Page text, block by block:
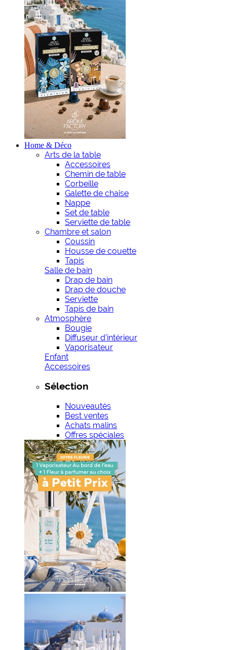
Home & Déco
Arts de la table
Accessoires
Chemin de table
Corbeille
Galette de chaise
Nappe
Set de table
Serviette de table
Chambre et salon
Coussin
Housse de couette
Tapis
Salle de bain
Drap de bain
Drap de douche
Serviette
Tapis de bain
Atmosphère
Bougie
Diffuseur d'intérieur
Vaporisateur
Enfant
Accessoires
Sélection
Nouveautés
Best ventes
Achats malins
Offres spéciales